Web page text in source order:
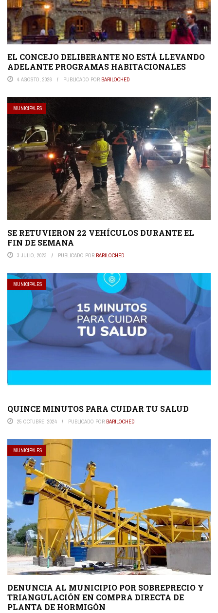
EL CONCEJO DELIBERANTE NO ESTÁ LLEVANDO
ADELANTE PROGRAMAS HABITACIONALES
4 AGOSTO, 2026 PUBLICADO POR BARILOCHED
MUNICIPALES
SE RETUVIERON 22 VEHÍCULOS DURANTE EL
FIN DE SEMANA
3 JULIO, 2023 PUBLICADO POR BARILOCHED
MUNICIPALES
QUINCE MINUTOS PARA CUIDAR TU SALUD
25 OCTUBRE, 2024 PUBLICADO POR BARILOCHED
MUNICIPALES
DENUNCIA AL MUNICIPIO POR SOBREPRECIO Y
TRIANGULACIÓN EN COMPRA DIRECTA DE
PLANTA DE HORMIGÓN